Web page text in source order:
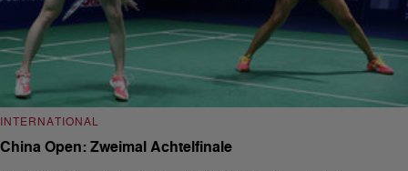
INTERNATIONAL
China Open: Zweimal Achtelfinale